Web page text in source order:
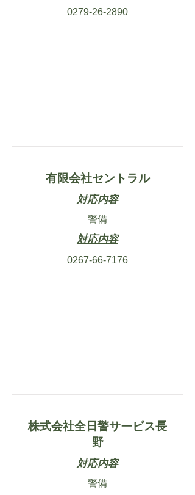
0279-26-2890
有限会社セントラル
対応内容
警備
対応内容
0267-66-7176
株式会社全日警サービス長
野
対応内容
警備